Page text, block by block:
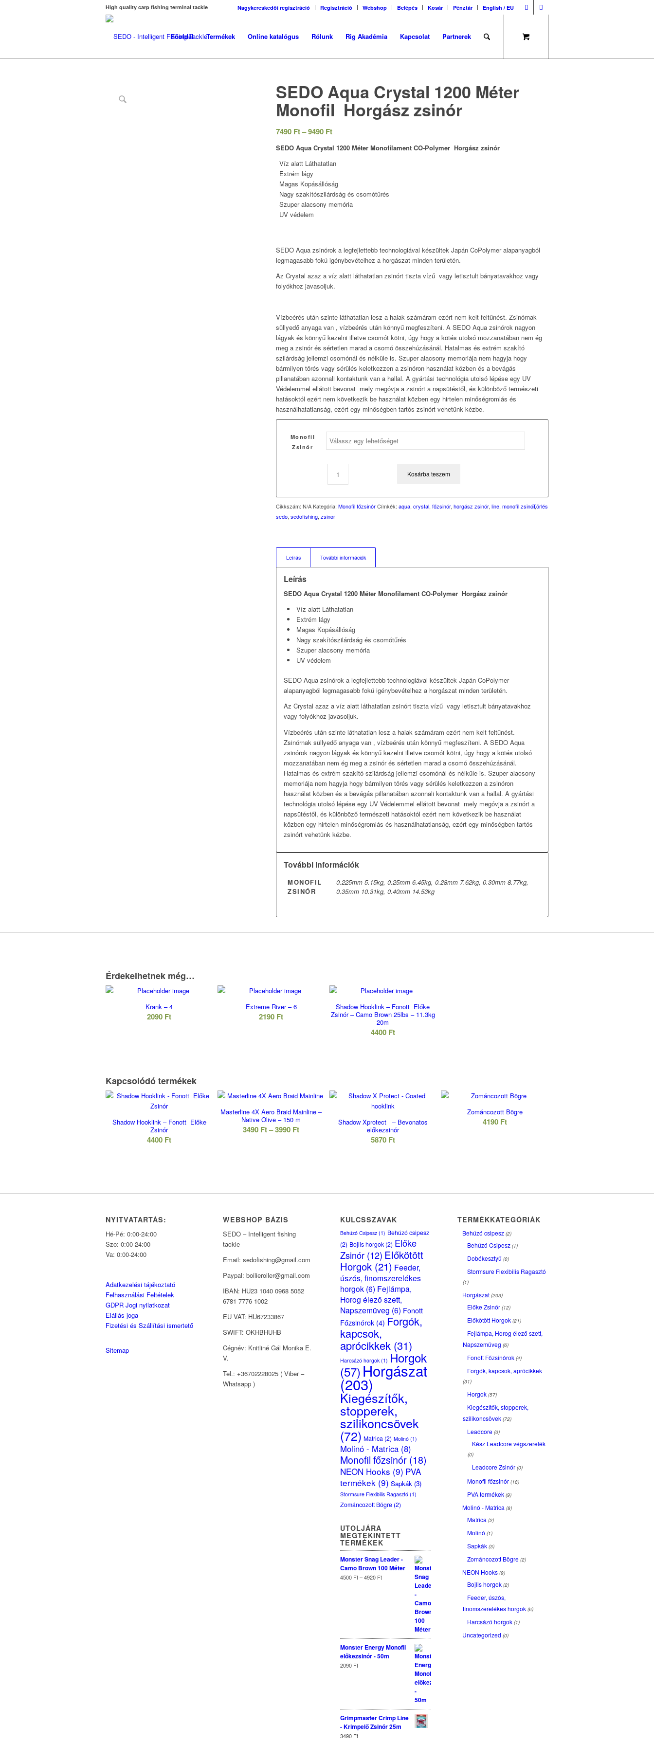
Nagykereskedői regisztráció Regisztráció Webshop Belépés Kosár Pénztár English / EU
High quality carp fishing terminal tackle
Főoldal Termékek Online katalógus Rólunk Rig Akadémia Kapcsolat Partnerek
SEDO Aqua Crystal 1200 Méter
Monofil Horgász zsinór
7490 Ft–9490 FtÁrtartomány:
9490 Ft
SEDO Aqua Crystal 1200 Méter Monofilament CO-Polymer Horgász zsinór
Víz alatt Láthatatlan
Extrém lágy
Magas Kopásállóság
Nagy szakítószilárdság és csomótűrés
Szuper alacsony memória
UV védelem
SEDO Aqua zsinórok a legfejlettebb technologiával készültek Japán CoPolymer alapanyagból
legmagasabb fokú igénybevételhez a horgászat minden területén.
Az Crystal azaz a víz alatt láthatatlan zsinórt tiszta vízű vagy letisztult bányatavakhoz vagy
folyókhoz javasoljuk.
Vízbeérés után szinte láthatatlan lesz a halak számáram ezért nem kelt feltűnést. Zsinórnak
süllyedő anyaga van , vízbeérés után könnyű megfeszíteni. A SEDO Aqua zsinórok nagyon
lágyak és könnyű kezelni illetve csomót kötni, úgy hogy a kötés utolsó mozzanatában nem ég
meg a zsinór és sértetlen marad a csomó összehúzásánál. Hatalmas és extrém szakító
szilárdság jellemzi csomónál és nélküle is. Szuper alacsony memoriája nem hagyja hogy
bármilyen törés vagy sérülés keletkezzen a zsinóron használat közben és a bevágás
pillanatában azonnali kontaktunk van a hallal. A gyártási technológia utolsó lépése egy UV
Védelemmel ellátott bevonat mely megóvja a zsinórt a napsütéstől, és különböző természeti
hatásoktól ezért nem következik be használat közben egy hirtelen minőségromlás és
használhatatlanság, ezért egy minőségben tartós zsinórt vehetünk kézbe.
Monofil
Zsinór
Törlés
Kosárba teszem
Cikkszám:N/A Kategória:Monofil főzsinór Címkék:aqua,crystal,főzsinór,horgász zsinór,line,monofil zsinór,
sedo,sedofishing,zsinor
Leírás További információk
Leírás
SEDO Aqua Crystal 1200 Méter Monofilament CO-Polymer Horgász zsinór
Víz alatt Láthatatlan
Extrém lágy
Magas Kopásállóság
Nagy szakítószilárdság és csomótűrés
Szuper alacsony memória
UV védelem
SEDO Aqua zsinórok a legfejlettebb technologiával készültek Japán CoPolymer
alapanyagból legmagasabb fokú igénybevételhez a horgászat minden területén.
Az Crystal azaz a víz alatt láthatatlan zsinórt tiszta vízű vagy letisztult bányatavakhoz
vagy folyókhoz javasoljuk.
Vízbeérés után szinte láthatatlan lesz a halak számáram ezért nem kelt feltűnést.
Zsinórnak süllyedő anyaga van , vízbeérés után könnyű megfeszíteni. A SEDO Aqua
zsinórok nagyon lágyak és könnyű kezelni illetve csomót kötni, úgy hogy a kötés utolsó
mozzanatában nem ég meg a zsinór és sértetlen marad a csomó összehúzásánál.
Hatalmas és extrém szakító szilárdság jellemzi csomónál és nélküle is. Szuper alacsony
memoriája nem hagyja hogy bármilyen törés vagy sérülés keletkezzen a zsinóron
használat közben és a bevágás pillanatában azonnali kontaktunk van a hallal. A gyártási
technológia utolsó lépése egy UV Védelemmel ellátott bevonat mely megóvja a zsinórt a
napsütéstől, és különböző természeti hatásoktól ezért nem következik be használat
közben egy hirtelen minőségromlás és használhatatlanság, ezért egy minőségben tartós
zsinórt vehetünk kézbe.
További információk
MONOFIL
ZSINÓR
0.225mm 5.15kg, 0.25mm 6.45kg, 0.28mm 7.62kg, 0.30mm 8.77kg,
0.35mm 10.31kg, 0.40mm 14.53kg
Érdekelhetnek még…
Krank – 4
2090 Ft
Extreme River – 6
2190 Ft
Shadow Hooklink – Fonott Előke
Zsinór – Camo Brown 25lbs – 11.3kg
20m
4400 Ft
Kapcsolódó termékek
Shadow Hooklink – Fonott Előke
Zsinór
4400 Ft
Masterline 4X Aero Braid Mainline –
Native Olive – 150 m
3490 Ft–3990 FtÁrtartomány:
Shadow Xprotect – Bevonatos
előkezsinór
5870 Ft
Zománcozott Bögre
4190 Ft
NYITVATARTÁS:
Hé-Pé: 0:00-24:00
Szo: 0:00-24:00
Va: 0:00-24:00
Adatkezelési tájékoztató
Felhasználási Feltételek
GDPR Jogi nyilatkozat
Elállás joga
Fizetési és Szállítási ismertető
Sitemap
WEBSHOP BÁZIS
SEDO – Intelligent fishing
tackle
Email: sedofishing@gmail.com
Paypal: boilieroller@gmail.com
IBAN: HU23 1040 0968 5052
6781 7776 1002
EU VAT: HU67233867
SWIFT: OKHBHUHB
Cégnév: Knitliné Gál Monika E.
V.
Tel.: +36702228025 ( Viber –
Whatsapp )
KULCSSZAVAK
Behúzó Csipesz (1) Behúzó csipesz
(2) Bojlis horgok (2) Előke
Zsinór (12) Előkötött
Horgok (21) Feeder,
úszós, finomszerelékes
horgok (6) Fejlámpa,
Horog élező szett,
Napszemüveg (6) Fonott
Főzsinórok (4) Forgók,
kapcsok,
aprócikkek (31)
Harcsázó horgok (1) Horgok
(57) Horgászat
(203)
Kiegészítők,
stopperek,
szilikoncsövek
(72) Matrica (2) Molinó (1)
Molinó - Matrica (8)
Monofil főzsinór (18)
NEON Hooks (9) PVA
termékek (9) Sapkák (3)
Stormsure Flexibilis Ragasztó (1)
Zománcozott Bögre (2)
UTOLJÁRA
MEGTEKINTETT
TERMÉKEK
Monster Snag Leader -
Camo Brown 100 Méter
4500 Ft – 4920 Ft
Monster Energy Monofil
előkezsinór - 50m
2090 Ft
Grimpmaster Crimp Line
- Krimpelő Zsinór 25m
3490 Ft
TERMÉKKATEGÓRIÁK
Behúzó csipesz (2)
Behúzó Csipesz (1)
Dobókesztyű (0)
Stormsure Flexibilis Ragasztó
(1)
Horgászat (203)
Előke Zsinór (12)
Előkötött Horgok (21)
Fejlámpa, Horog élező szett,
Napszemüveg (6)
Fonott Főzsinórok (4)
Forgók, kapcsok, aprócikkek
(31)
Horgok (57)
Kiegészítők, stopperek,
szilikoncsövek (72)
Leadcore (0)
Kész Leadcore végszerelék
(0)
Leadcore Zsinór (0)
Monofil főzsinór (18)
PVA termékek (9)
Molinó - Matrica (8)
Matrica (2)
Molinó (1)
Sapkák (3)
Zománcozott Bögre (2)
NEON Hooks (9)
Bojlis horgok (2)
Feeder, úszós,
finomszerelékes horgok (6)
Harcsázó horgok (1)
Uncategorized (0)